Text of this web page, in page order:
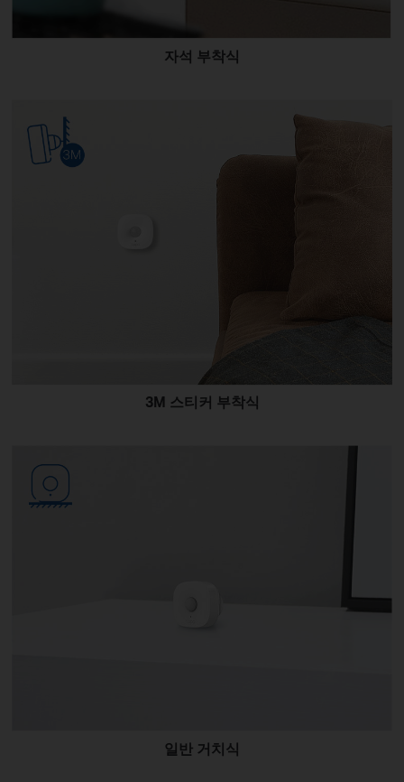
자석 부착식
3M 스티커 부착식
일반 거치식